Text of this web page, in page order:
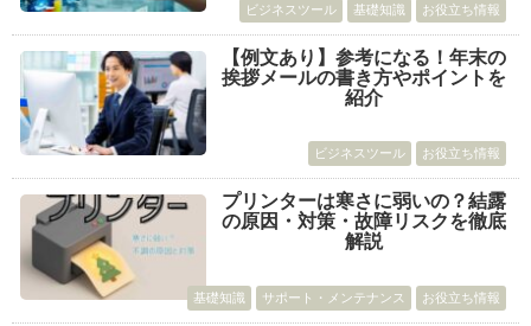
ビジネスツール 基礎知識 お役立ち情報
【例文あり】参考になる！年末の
挨拶メールの書き方やポイントを
紹介
ビジネスツール お役立ち情報
プリンターは寒さに弱いの？結露
の原因・対策・故障リスクを徹底
解説
基礎知識 サポート・メンテナンス お役立ち情報